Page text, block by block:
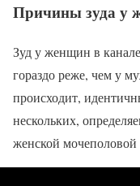
Причины зуда у
Зуд у женщин в
гораздо реже, чем у
происходит,
нескольких,
женской